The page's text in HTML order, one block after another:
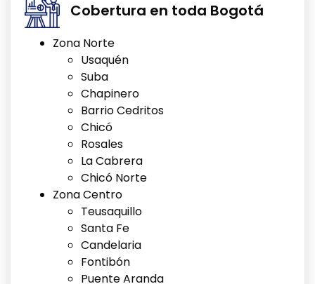
Cobertura en toda Bogotá
Zona Norte
Usaquén
Suba
Chapinero
Barrio Cedritos
Chicó
Rosales
La Cabrera
Chicó Norte
Zona Centro
Teusaquillo
Santa Fe
Candelaria
Fontibón
Puente Aranda